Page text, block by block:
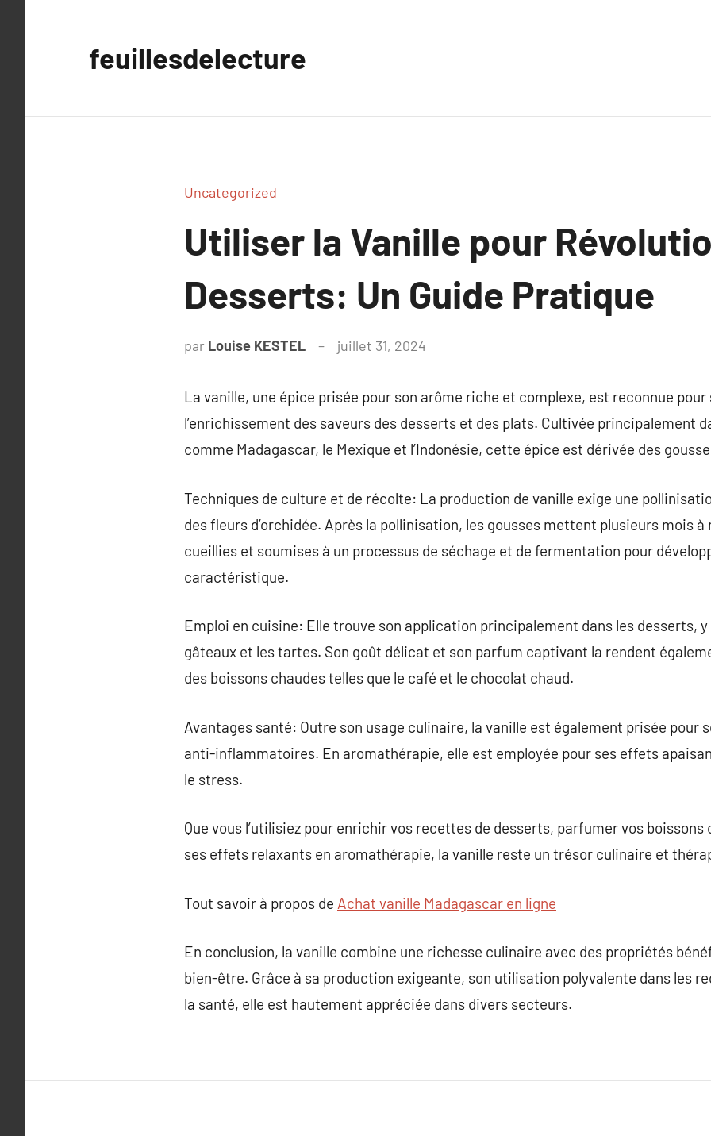
feuillesdelecture
Uncategorized
Utiliser la Vanille pour
Desserts: Un Guide Pratique
par Louise KESTEL juillet 31, 2024
La vanille, une épice prisée pour son arôme riche et complexe, est reconnue
l’enrichissement des saveurs des desserts et des plats. Cultivée principalement
comme Madagascar, le Mexique et l’Indonésie, cette épice est dérivée des
Techniques de culture et de récolte: La production de vanille exige une
des fleurs d’orchidée. Après la pollinisation, les gousses mettent plusieurs mois
cueillies et soumises à un processus de séchage et de fermentation pour
caractéristique.
Emploi en cuisine: Elle trouve son application principalement dans les desserts,
gâteaux et les tartes. Son goût délicat et son parfum captivant la rendent
des boissons chaudes telles que le café et le chocolat chaud.
Avantages santé: Outre son usage culinaire, la vanille est également prisée pour
anti-inflammatoires. En aromathérapie, elle est employée pour ses effets
le stress.
Que vous l’utilisiez pour enrichir vos recettes de desserts, parfumer vos
ses effets relaxants en aromathérapie, la vanille reste un trésor culinaire et
Tout savoir à propos de Achat vanille Madagascar en ligne
En conclusion, la vanille combine une richesse culinaire avec des propriétés
bien-être. Grâce à sa production exigeante, son utilisation polyvalente dans les
la santé, elle est hautement appréciée dans divers secteurs.